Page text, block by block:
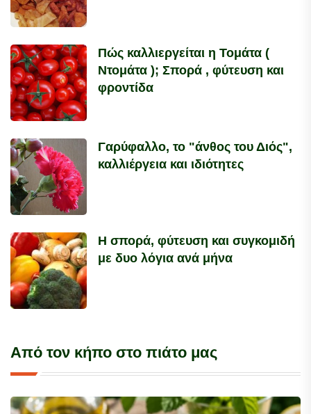
Πώς καλλιεργείται η Τομάτα (
Ντομάτα ); Σπορά , φύτευση και
φροντίδα
Γαρύφαλλο, το "άνθος του Διός",
καλλιέργεια και ιδιότητες
Η σπορά, φύτευση και συγκομιδή
με δυο λόγια ανά μήνα
Από τον κήπο στο πιάτο μας